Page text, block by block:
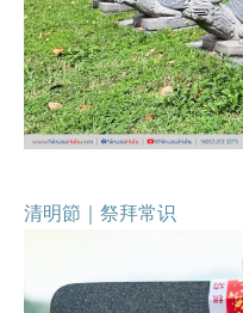
清明節｜祭拜常识